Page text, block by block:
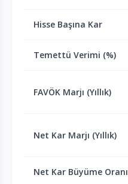
Hisse Başına Kar
Temettü Verimi (%)
FAVÖK Marjı (Yıllık)
Net Kar Marjı (Yıllık)
Net Kar Büyüme Oranı